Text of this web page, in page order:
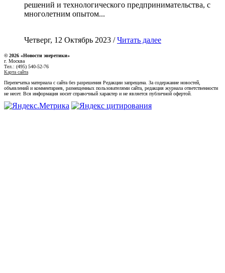
решений и технологического предпринимательства, с
многолетним опытом...
Четверг, 12 Октябрь 2023 /Читать далее
© 2026 «Новости энеретики»
г. Москва
Тел.: (495) 540-52-76
Карта сайта
Перепечатка материала с сайта без разрешения Редакции запрещена. За содержание новостей,
объявлений и комментариев, размещенных пользователями сайта, редакция журнала ответственности
не несет. Вся информация носит справочный характер и не является публичной офертой.